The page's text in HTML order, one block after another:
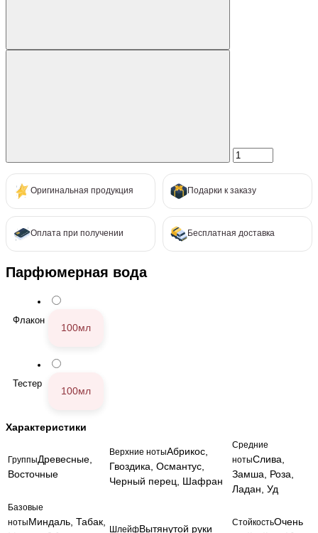
Оригинальная продукция Подарки к заказу
Оплата при получении Бесплатная доставка
Парфюмерная вода
Флакон
100мл
Тестер
100мл
Характеристики
ГруппыДревесные,
Восточные
Верхние нотыАбрикос,
Гвоздика, Османтус,
Черный перец, Шафран
Средние
нотыСлива,
Замша, Роза,
Ладан, Уд
Базовые
нотыМиндаль, Табак,
ШлейфВытянутой руки
СтойкостьОчень